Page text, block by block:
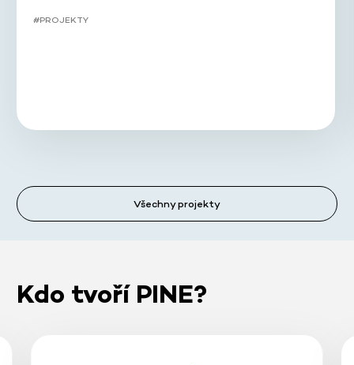
#PROJEKTY
Všechny projekty
Kdo tvoří PINE?